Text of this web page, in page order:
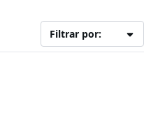
Filtrar por: